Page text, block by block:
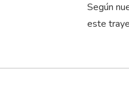
Según
este